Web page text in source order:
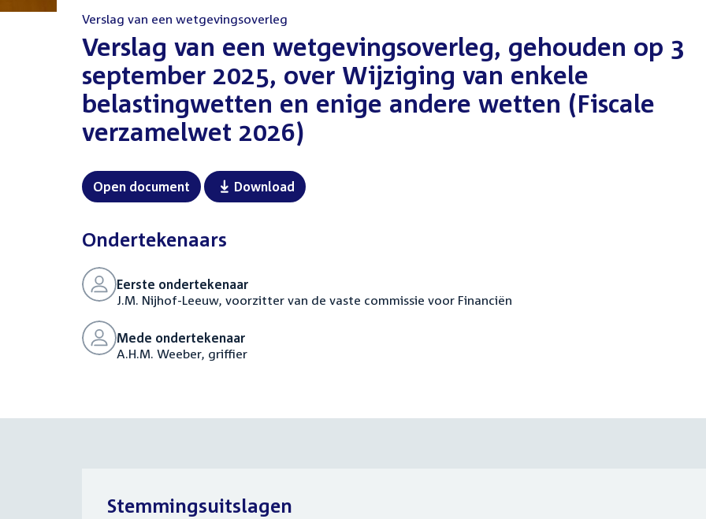
Verslag van een wetgevingsoverleg
:Verslag van een wetgevingsoverleg, gehouden op 3
september 2025, over Wijziging van enkele
belastingwetten en enige andere wetten (Fiscale
verzamelwet 2026)
Open document Download
Ondertekenaars
Eerste ondertekenaar
J.M. Nijhof-Leeuw, voorzitter van de vaste commissie voor Financiën
Mede ondertekenaar
A.H.M. Weeber, griffier
Stemmingsuitslagen